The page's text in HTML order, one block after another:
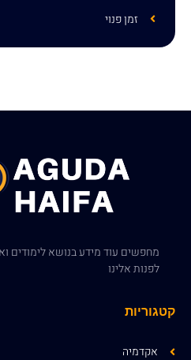
זמן פנוי
מחפשים עוד מידע בנושא לימודים
לפנות אלינו
קטגוריות
אקדמיה